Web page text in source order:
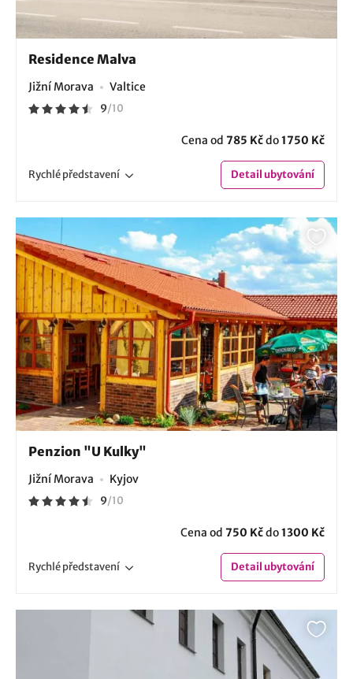
Residence Malva
Jižní Morava Valtice
9/10
Cena od 785 Kčdo1750 Kč
Rychlépředstavení Detailubytování
Penzion "U Kulky"
Jižní Morava Kyjov
9/10
Cena od 750 Kčdo1300 Kč
Rychlépředstavení Detailubytování